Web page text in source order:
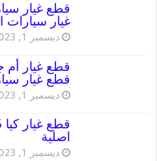
غيار سيارات
ديسمبر 1, 2023
قطع غيار
ديسمبر 1, 2023
اصلية
ديسمبر 1, 2023